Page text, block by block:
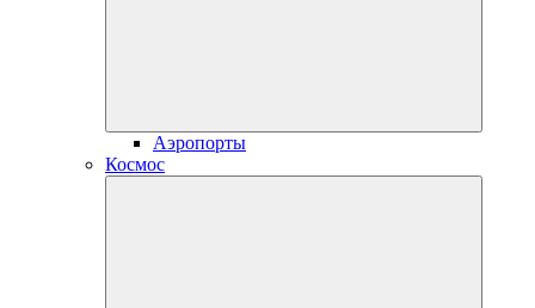
Аэропорты
Космос